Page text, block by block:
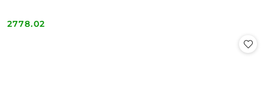
Cena:
2778.02